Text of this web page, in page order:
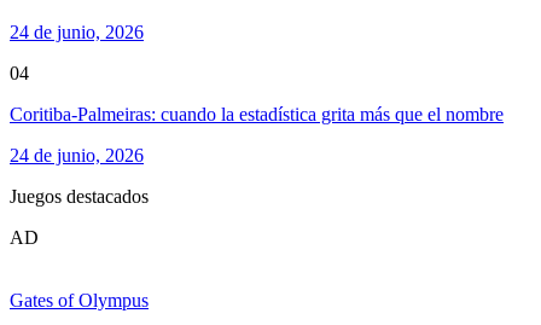
24 de junio, 2026
04
Coritiba-Palmeiras: cuando la estadística grita más que el nombre
24 de junio, 2026
Juegos destacados
AD
Gates of Olympus